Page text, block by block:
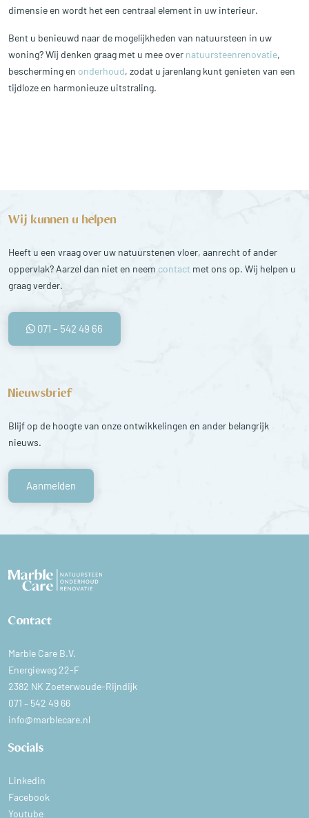
dimensie en wordt het een centraal element in uw interieur.
Bent u benieuwd naar de mogelijkheden van natuursteen in uw
woning? Wij denken graag met u mee over natuursteenrenovatie,
bescherming en onderhoud, zodat u jarenlang kunt genieten van een
tijdloze en harmonieuze uitstraling.
Wij kunnen u helpen
Heeft u een vraag over uw natuurstenen vloer, aanrecht of ander
oppervlak? Aarzel dan niet en neem contact met ons op. Wij helpen u
graag verder.
071 – 542 49 66
Nieuwsbrief
Blijf op de hoogte van onze ontwikkelingen en ander belangrijk
nieuws.
Aanmelden
Contact
Marble Care B.V.
Energieweg 22-F
2382 NK Zoeterwoude-Rijndijk
071 – 542 49 66
info@marblecare.nl
Socials
Linkedin
Facebook
Youtube